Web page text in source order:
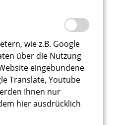
Sie bei Ihrer Ankunft
Rezeption.
bieten wir Ihnen nicht
in einer der
sondern auch
Vorteilen und
wie z.B. Google
über die Nutzung
eingebundene
Translate, Youtube
Ihnen nur
hier ausdrücklich